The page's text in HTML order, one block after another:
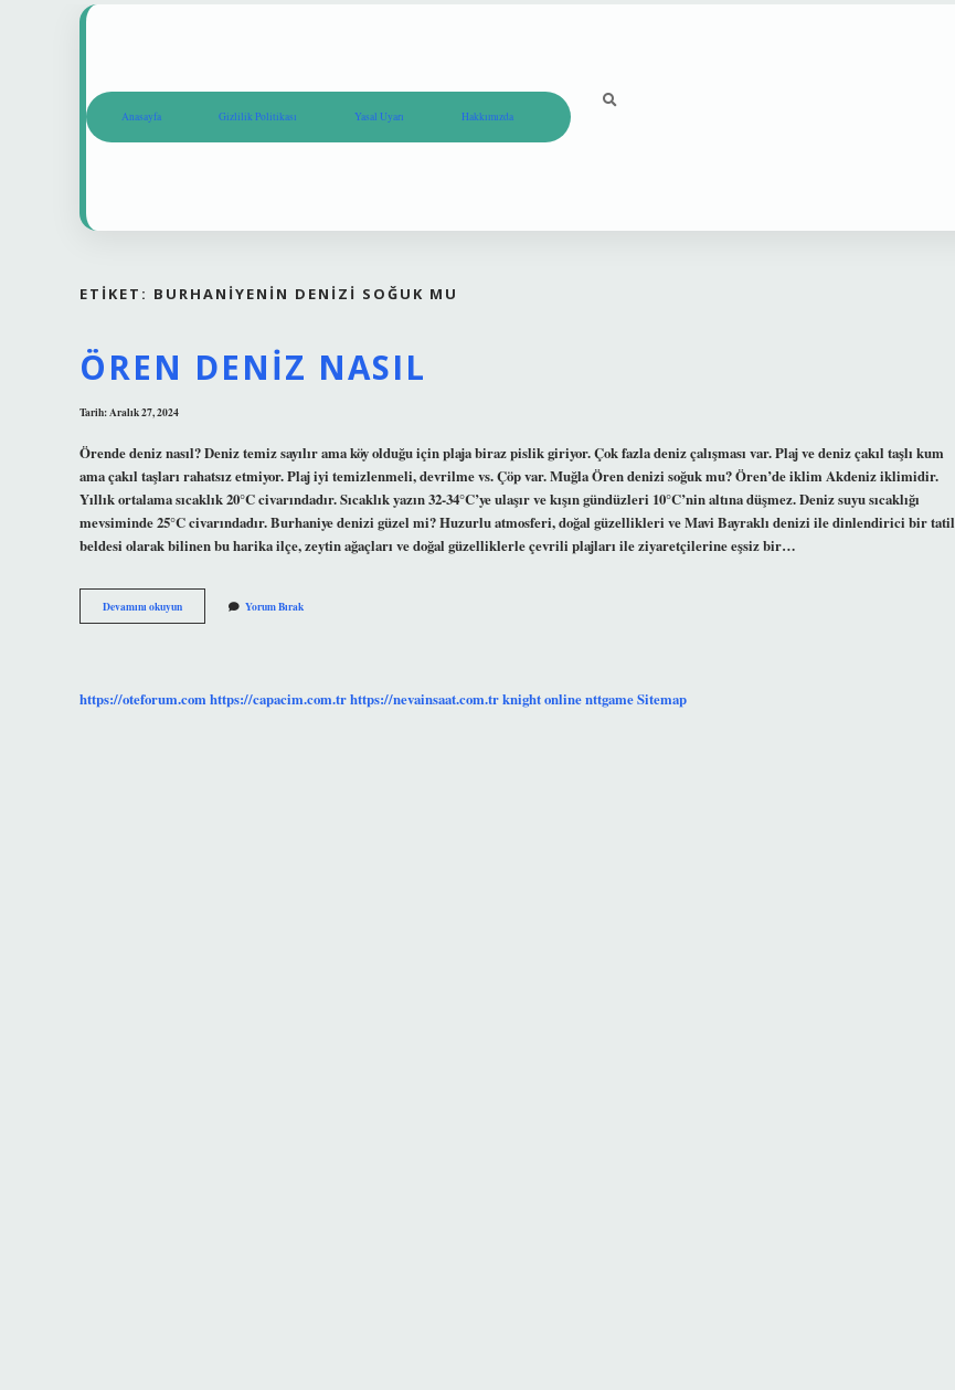
Anasayfa Gizlilik Politikası Yasal Uyarı Hakkımızda
ETIKET: BURHANIYENIN DENIZI SOĞUK MU
ÖREN DENIZ NASIL
Tarih: Aralık 27, 2024
Örende deniz nasıl? Deniz temiz sayılır ama köy olduğu için plaja biraz pislik giriyor. Çok fazla deniz çalışması var. Plaj ve deniz çakıl taşlı kum
ama çakıl taşları rahatsız etmiyor. Plaj iyi temizlenmeli, devrilme vs. Çöp var. Muğla Ören denizi soğuk mu? Ören’de iklim Akdeniz iklimidir.
Yıllık ortalama sıcaklık 20°C civarındadır. Sıcaklık yazın 32-34°C’ye ulaşır ve kışın gündüzleri 10°C’nin altına düşmez. Deniz suyu sıcaklığı
mevsiminde 25°C civarındadır. Burhaniye denizi güzel mi? Huzurlu atmosferi, doğal güzellikleri ve Mavi Bayraklı denizi ile dinlendirici bir tatil
beldesi olarak bilinen bu harika ilçe, zeytin ağaçları ve doğal güzelliklerle çevrili plajları ile ziyaretçilerine eşsiz bir…
Devamını okuyunÖren
Deniz
Yorum Bırak
https://oteforum.comhttps://capacim.com.trhttps://nevainsaat.com.trknight onlinenttgameSitemap